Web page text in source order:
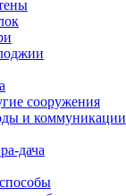
сооружения
и коммуникации
дача